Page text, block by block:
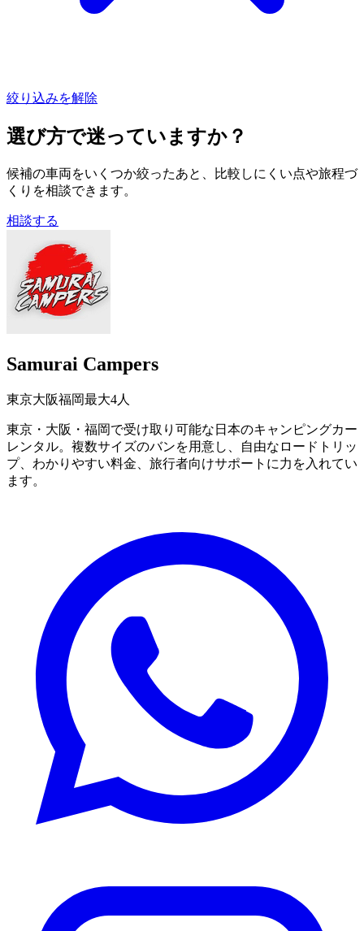
絞り込みを解除
選び方で迷っていますか？
候補の車両をいくつか絞ったあと、比較しにくい点や旅程づ
くりを相談できます。
相談する
Samurai Campers
東京大阪福岡最大4人
東京・大阪・福岡で受け取り可能な日本のキャンピングカー
レンタル。複数サイズのバンを用意し、自由なロードトリッ
プ、わかりやすい料金、旅行者向けサポートに力を入れてい
ます。